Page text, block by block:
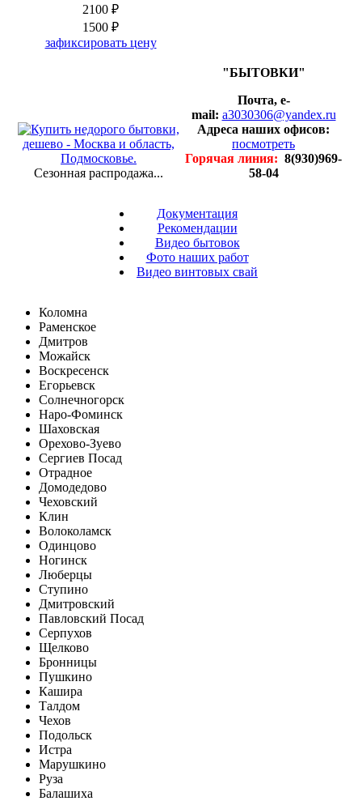
2100 ₽
1500 ₽
зафиксировать цену
Сезонная распродажа...
"БЫТОВКИ"
Почта, e-
mail: a3030306@yandex.ru
Адреса наших офисов:
посмотреть
Горячая линия: 8(930)969-
58-04
Документация
Рекомендации
Видео бытовок
Фото наших работ
Видео винтовых свай
Коломна
Раменское
Дмитров
Можайск
Воскресенск
Егорьевск
Солнечногорск
Наро-Фоминск
Шаховская
Орехово-Зуево
Сергиев Посад
Отрадное
Домодедово
Чеховский
Клин
Волоколамск
Одинцово
Ногинск
Люберцы
Ступино
Дмитровский
Павловский Посад
Серпухов
Щелково
Бронницы
Пушкино
Кашира
Талдом
Чехов
Подольск
Истра
Марушкино
Руза
Балашиха